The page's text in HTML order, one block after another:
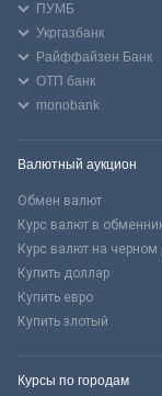
ПУМБ
Укргазбанк
Райффайзен Банк
ОТП банк
monobank
Валютный аукцион
Обмен валют
Курс валют в
Курс валют на черном
Купить доллар
Купить евро
Купить злотый
Курсы по городам